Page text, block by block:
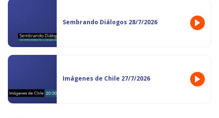
Sembrando Diálogos 28/7/2026
Imágenes de Chile 27/7/2026